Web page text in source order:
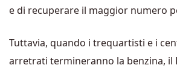
e di recuperare il maggior numero
Tuttavia, quando i trequartisti e i
arretrati termineranno la benzina, il